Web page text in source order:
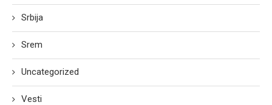
Srbija
Srem
Uncategorized
Vesti